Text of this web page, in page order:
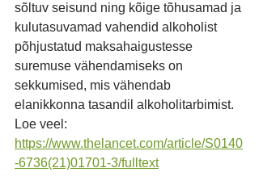
sõltuv seisund ning kõige tõhusamad ja
kulutasuvamad vahendid alkoholist
põhjustatud maksahaigustesse
suremuse vähendamiseks on
sekkumised, mis vähendab
elanikkonna tasandil alkoholitarbimist.
Loe veel:
https://www.thelancet.com/article/S0140
-6736(21)01701-3/fulltext